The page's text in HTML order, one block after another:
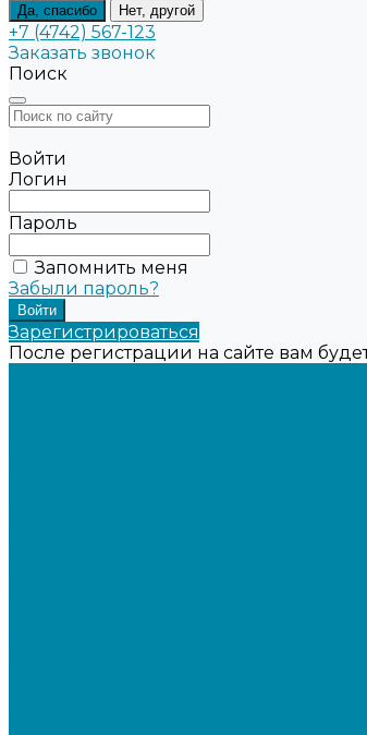
Да, спасибо Нет, другой
+7 (4742) 567-123
Заказать звонок
Поиск
Войти
Логин
Пароль
Запомнить меня
Забыли пароль?
Зарегистрироваться
После регистрации на сайте вам